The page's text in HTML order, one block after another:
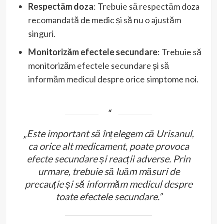
Respectăm doza: Trebuie să respectăm doza
recomandată de medic și să nu o ajustăm
singuri.
Monitorizăm efectele secundare: Trebuie să
monitorizăm efectele secundare și să
informăm medicul despre orice simptome noi.
„Este important să înțelegem că Urisanul,
ca orice alt medicament, poate provoca
efecte secundare și reacții adverse. Prin
urmare, trebuie să luăm măsuri de
precauție și să informăm medicul despre
toate efectele secundare.”